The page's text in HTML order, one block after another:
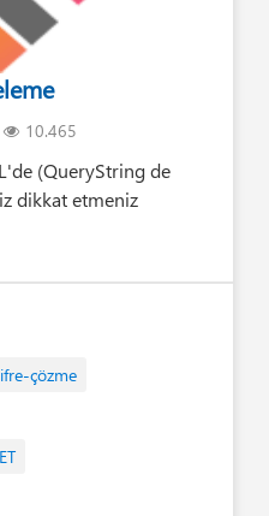
10.465
(QueryString de
dikkat etmeniz
çözme